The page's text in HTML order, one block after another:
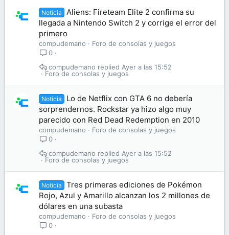
Noticia
Aliens: Fireteam Elite 2 confirma su
llegada a Nintendo Switch 2 y corrige el error del
primero
compudemano
Foro de consolas y juegos
0
Foro de consolas y juegos
Ayer a las 15:52
compudemano
Noticia
Lo de Netflix con GTA 6 no debería
sorprendernos. Rockstar ya hizo algo muy
parecido con Red Dead Redemption en 2010
compudemano
Foro de consolas y juegos
0
Foro de consolas y juegos
Ayer a las 15:52
compudemano
Noticia
Tres primeras ediciones de Pokémon
Rojo, Azul y Amarillo alcanzan los 2 millones de
dólares en una subasta
compudemano
Foro de consolas y juegos
0